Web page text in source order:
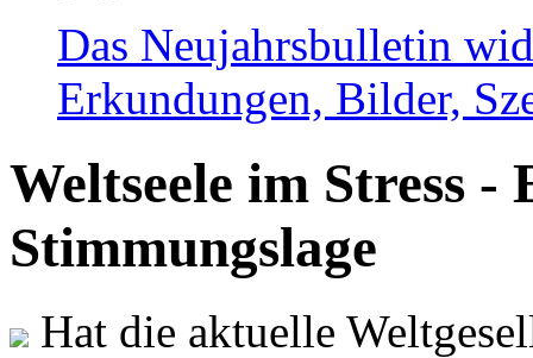
Das Neujahrsbulletin
Erkundungen, Bilder,
Weltseele im Stress -
Stimmungslage
Hat die aktuelle